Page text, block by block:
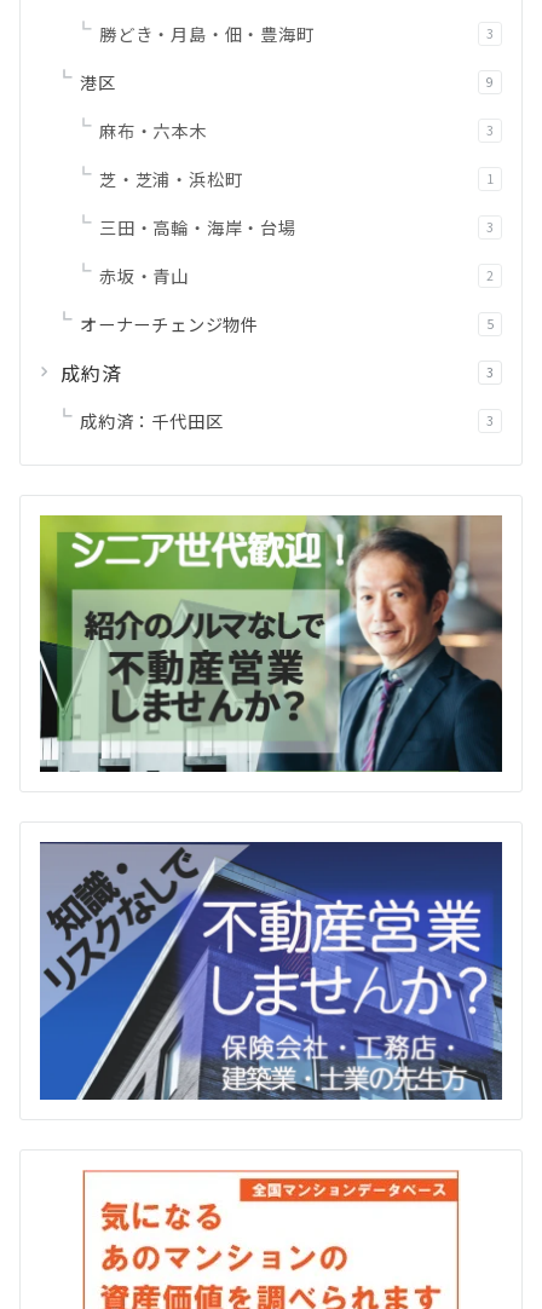
勝どき・月島・佃・豊海町 3
港区 9
麻布・六本木 3
芝・芝浦・浜松町 1
三田・高輪・海岸・台場 3
赤坂・青山 2
オーナーチェンジ物件 5
成約済 3
成約済：千代田区 3